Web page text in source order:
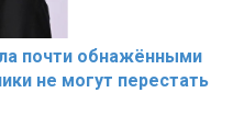
почти обнажёнными
не могут перестать